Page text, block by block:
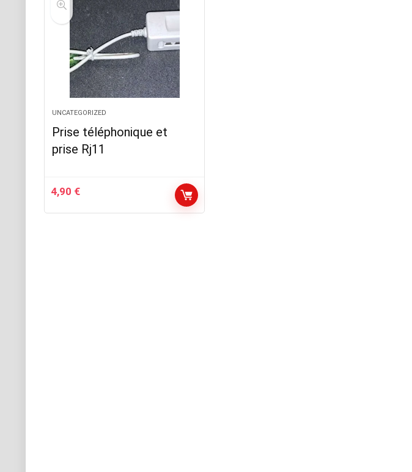
UNCATEGORIZED
Prise téléphonique et
prise Rj11
4,90 €